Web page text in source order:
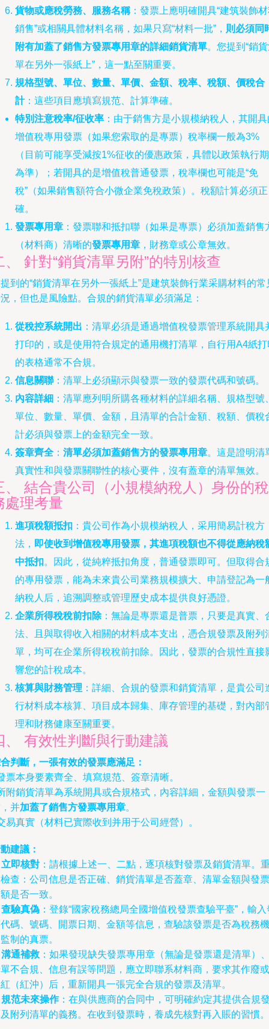
貨物或應稅勞務、服務名稱：發票上應明確開具“建筑裝飾
銷售”或相關具體材料名稱，如果只寫“材料一批”， 則必須同
附有加蓋了銷售方發票專用章的詳細銷貨清單。您提到“銷
單在另外一張紙上”，這一點至關重要。
規格型號、單位、數量、單價、金額、稅率、稅額、價稅合
計：這些項目應填寫規范、計算準確。
特別注意稅率/征收率 ：由于銷售方是小規模納稅人，其開
增值稅專用發票（如果您索取的是專票）稅率欄一般為3%
（目前可能享受減按1%征收的優惠政策，具體以政策執行期
為準）；若開具的是增值稅普通發票，稅率欄也可能是“免
稅”（如果銷售額符合小微企業免稅政策）。稅額計算必須正
確。
發票專用章 ：發票聯和抵扣聯（如果是專票）必須加蓋銷售
（材料商）清晰的發票專用章 ，財務章或公章無效。
、 針對“銷貨清單另附”的特別核查
到的“銷貨清單在另外一張紙上”是建筑裝飾行業采購材料的常
，但也是風險點。合規的銷貨清單必須滿足：
從稅控系統開出 ：清單必須是通過增值稅發票管理系統開具
打印的，或是使用符合規定的通用機打清單，自行用A4紙打
的表格通常不合規。
信息關聯：清單上必須顯示與發票一致的發票代碼和號碼。
內容詳細 ：清單應列明所購各種材料的詳細名稱、規格型號
單位、數量、單價、金額，且清單的合計金額、稅額、價稅
計必須與發票上的金額完全一致。
簽章齊全 ： 清單必須加蓋銷售方的發票專用章。這是證明清
真實性和與發票關聯性的核心要件，沒有蓋章的清單無效。
、 結合貴公司（小規模納稅人）身份的稅
處理考量
進項稅額抵扣 ：貴公司作為小規模納稅人，采用簡易計稅方
法， 即使收到增值稅專用發票，其進項稅額也不得從應納稅
中抵扣。因此，從純粹抵扣角度，普通發票即可。但取得合
的專用發票，能為未來貴公司業務規模擴大、申請登記為一
納稅人后，追溯調整或管理歷史成本提供良好憑證。
企業所得稅稅前扣除：無論是專票還是普票，只要是真實、
法、且與取得收入相關的材料成本支出，憑合規發票及附列
單，均可在企業所得稅稅前扣除。因此，發票的合規性直接
響您的計稅成本。
核算與財務管理 ：詳細、合規的發票和銷貨清單，是貴公司
行材料成本核算、項目成本歸集、庫存管理的基礎，對內部
理和財務健康至關重要。
、 有效性判斷與行動建議
判斷，一張有效的發票應滿足：
票本身要素齊全、填寫規范、簽章清晰。
附銷貨清單為系統開具或合規格式，內容詳細，金額與發票一
并加蓋了銷售方發票專用章。
易真實（材料已實際收到并用于公司經營）。
建議：
立即核對 ：請根據上述一、二點，逐項核對發票及銷貨清單。
查：公司信息是否正確、銷貨清單是否蓋章、清單金額與發票
是否一致。
查驗真偽 ：登錄“國家稅務總局全國增值稅發票查驗平臺”，輸入
碼、號碼、開票日期、金額等信息，查驗該發票是否為稅務機
制的真票。
溝通補救 ：如果發現缺失發票專用章（無論是發票還是清單）
不合規、信息有誤等問題，應立即聯系材料商，要求其作廢或
（紅沖）后，重新開具一張完全合規的發票及清單。
規范未來操作：在與供應商的合同中，可明確約定其提供合規
附列清單的義務。在收到發票時，養成先核對再入賬的習慣。